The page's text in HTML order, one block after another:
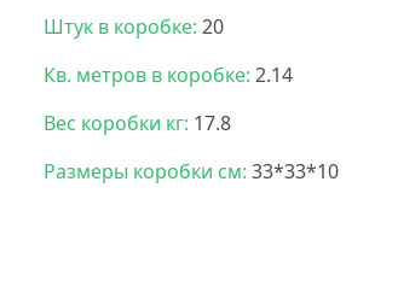
Штук в коробке: 20
Кв. метров в коробке: 2.14
Вес коробки кг: 17.8
Размеры коробки см: 33*33*10